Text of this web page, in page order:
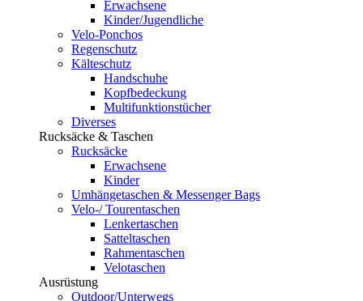
Erwachsene
Kinder/Jugendliche
Velo-Ponchos
Regenschutz
Kälteschutz
Handschuhe
Kopfbedeckung
Multifunktionstücher
Diverses
Rucksäcke & Taschen
Rucksäcke
Erwachsene
Kinder
Umhängetaschen & Messenger Bags
Velo-/ Tourentaschen
Lenkertaschen
Satteltaschen
Rahmentaschen
Velotaschen
Ausrüstung
Outdoor/Unterwegs